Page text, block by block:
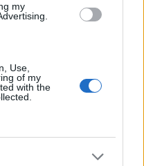
my
Use,
of my
with the
pagato tariffa intera.
13/08/2018 12:59
il centro ma non
sotto il sole -
stati noi faceva